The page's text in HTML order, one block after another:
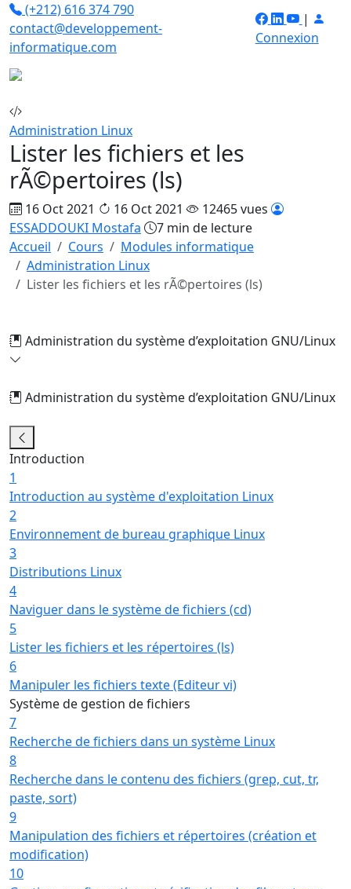
(+212) 616 374 790
contact@developpement-
informatique.com
|
Connexion
Administration Linux
Lister les fichiers et les
rÃ©pertoires (ls)
16 Oct 2021 16 Oct 2021
12465 vues
ESSADDOUKI Mostafa
7 min de lecture
Accueil
Cours
Modules informatique
Administration Linux
Lister les fichiers et les rÃ©pertoires (ls)
Administration du système d’exploitation GNU/Linux
Administration du système d’exploitation GNU/Linux
Introduction
1
Introduction au système d'exploitation Linux
2
Environnement de bureau graphique Linux
3
Distributions Linux
4
Naviguer dans le système de fichiers (cd)
5
Lister les fichiers et les répertoires (ls)
6
Manipuler les fichiers texte (Editeur vi)
Système de gestion de fichiers
7
Recherche de fichiers dans un système Linux
8
Recherche dans le contenu des fichiers (grep, cut, tr,
paste, sort)
9
Manipulation des fichiers et répertoires (création et
modification)
10